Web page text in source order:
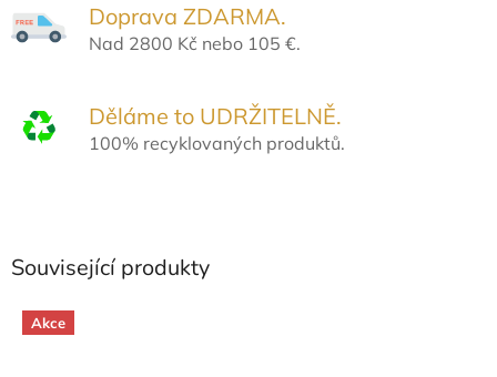
Doprava ZDARMA.
Nad 2800 Kč nebo 105 €.
Děláme to UDRŽITELNĚ.
100% recyklovaných produktů.
Související produkty
Akce